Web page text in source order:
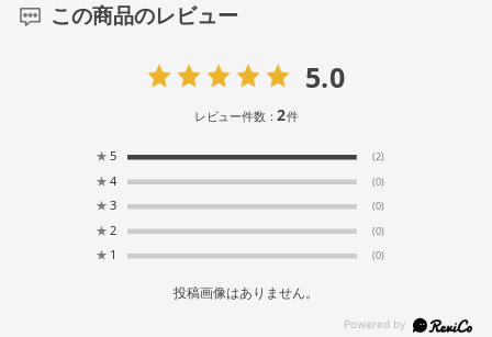
この商品のレビュー
5.0
レビュー件数：2件
★ 5 (2)
★ 4 (0)
★ 3 (0)
★ 2 (0)
★ 1 (0)
投稿画像はありません。